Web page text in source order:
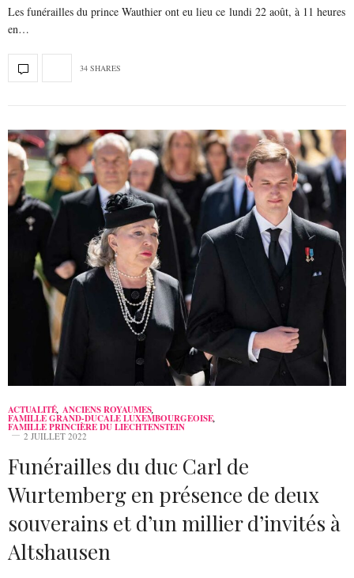
Les funérailles du prince Wauthier ont eu lieu ce lundi 22 août, à 11 heures
en…
34 SHARES
ACTUALITÉ, ANCIENS ROYAUMES,
FAMILLE GRAND-DUCALE LUXEMBOURGEOISE,
FAMILLE PRINCIÈRE DU LIECHTENSTEIN
2 JUILLET 2022
Funérailles du duc Carl de
Wurtemberg en présence de deux
souverains et d’un millier d’invités à
Altshausen